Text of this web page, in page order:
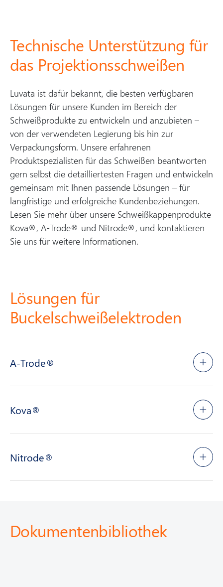
Technische Unterstützung für
das Projektionsschweißen
Luvata ist dafür bekannt, die besten verfügbaren
Lösungen für unsere Kunden im Bereich der
Schweißprodukte zu entwickeln und anzubieten –
von der verwendeten Legierung bis hin zur
Verpackungsform. Unsere erfahrenen
Produktspezialisten für das Schweißen beantworten
gern selbst die detailliertesten Fragen und entwickeln
gemeinsam mit Ihnen passende Lösungen – für
langfristige und erfolgreiche Kundenbeziehungen.
Lesen Sie mehr über unsere Schweißkappenprodukte
Kova®, A-Trode® und Nitrode®, und kontaktieren
Sie uns für weitere Informationen.
Lösungen für
Buckelschweißelektroden
A-Trode®
Kova®
Nitrode®
Dokumentenbibliothek